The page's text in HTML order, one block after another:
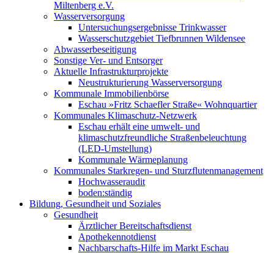
Miltenberg e.V.
Wasserversorgung
Untersuchungsergebnisse Trinkwasser
Wasserschutzgebiet Tiefbrunnen Wildensee
Abwasserbeseitigung
Sonstige Ver- und Entsorger
Aktuelle Infrastrukturprojekte
Neustrukturierung Wasserversorgung
Kommunale Immobilienbörse
Eschau »Fritz Schaefler Straße« Wohnquartier
Kommunales Klimaschutz-Netzwerk
Eschau erhält eine umwelt- und
klimaschutzfreundliche Straßenbeleuchtung
(LED-Umstellung)
Kommunale Wärmeplanung
Kommunales Starkregen- und Sturzflutenmanagement
Hochwasseraudit
boden:ständig
Bildung, Gesundheit und Soziales
Gesundheit
Ärztlicher Bereitschaftsdienst
Apothekennotdienst
Nachbarschafts-Hilfe im Markt Eschau